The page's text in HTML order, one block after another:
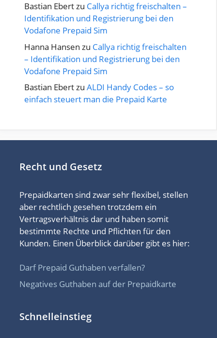
Bastian Ebertzu Callya richtig freischalten –
Identifikation und Registrierung bei den
Vodafone Prepaid Sim
Hanna Hansen zu Callya richtig freischalten
– Identifikation und Registrierung bei den
Vodafone Prepaid Sim
Bastian Ebertzu ALDI Handy Codes – so
einfach steuert man die Prepaid Karte
Recht und Gesetz
Prepaidkarten sind zwar sehr flexibel, stellen
aber rechtlich gesehen trotzdem ein
Vertragsverhältnis dar und haben somit
bestimmte Rechte und Pflichten für den
Kunden. Einen Überblick darüber gibt es hier:
Darf Prepaid Guthaben verfallen?
Negatives Guthaben auf der Prepaidkarte
Schnelleinstieg